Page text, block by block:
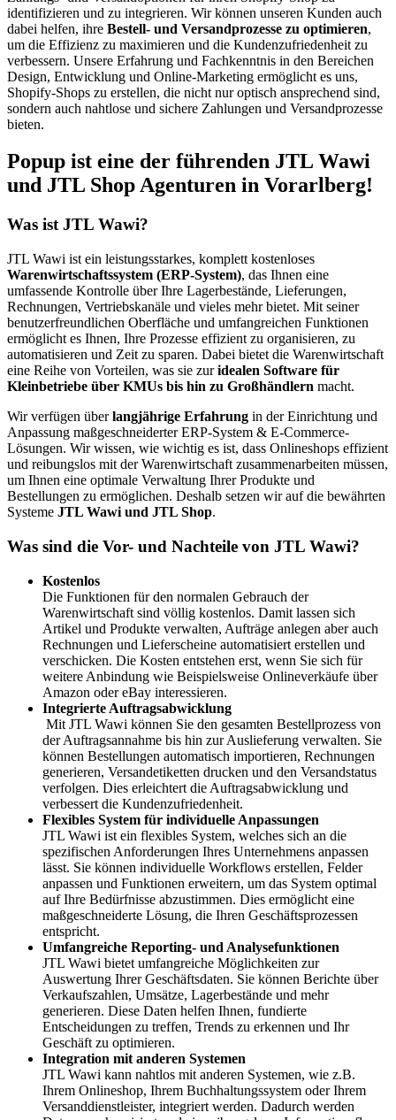
identifizieren und zu integrieren. Wir können unseren Kunden auch
dabei helfen, ihre Bestell- und Versandprozesse zu optimieren,
um die Effizienz zu maximieren und die Kundenzufriedenheit zu
verbessern. Unsere Erfahrung und Fachkenntnis in den Bereichen
Design, Entwicklung und Online-Marketing ermöglicht es uns,
Shopify-Shops zu erstellen, die nicht nur optisch ansprechend sind,
sondern auch nahtlose und sichere Zahlungen und Versandprozesse
bieten.
Popup ist eine der führenden JTL Wawi
und JTL Shop Agenturen in Vorarlberg!
Was ist JTL Wawi?
JTL Wawi ist ein leistungsstarkes, komplett kostenloses
Warenwirtschaftssystem (ERP-System), das Ihnen eine
umfassende Kontrolle über Ihre Lagerbestände, Lieferungen,
Rechnungen, Vertriebskanäle und vieles mehr bietet. Mit seiner
benutzerfreundlichen Oberfläche und umfangreichen Funktionen
ermöglicht es Ihnen, Ihre Prozesse effizient zu organisieren, zu
automatisieren und Zeit zu sparen. Dabei bietet die Warenwirtschaft
eine Reihe von Vorteilen, was sie zuridealen Software für
Kleinbetriebe über KMUs bis hin zu Großhändlern macht.
Wir verfügen überlangjährige Erfahrung in der Einrichtung und
Anpassung maßgeschneiderter ERP-System & E-Commerce-
Lösungen. Wir wissen, wie wichtig es ist, dass Onlineshops effizient
und reibungslos mit der Warenwirtschaft zusammenarbeiten müssen,
um Ihnen eine optimale Verwaltung Ihrer Produkte und
Bestellungen zu ermöglichen. Deshalb setzen wir auf die bewährten
Systeme JTL Wawi und JTL Shop.
Was sind die Vor- und Nachteile von JTL Wawi?
Kostenlos
Die Funktionen für den normalen Gebrauch der
Warenwirtschaft sind völlig kostenlos. Damit lassen sich
Artikel und Produkte verwalten, Aufträge anlegen aber auch
Rechnungen und Lieferscheine automatisiert erstellen und
verschicken. Die Kosten entstehen erst, wenn Sie sich für
weitere Anbindung wie Beispielsweise Onlineverkäufe über
Amazon oder eBay interessieren.
Integrierte Auftragsabwicklung
Mit JTL Wawi können Sie den gesamten Bestellprozess von
der Auftragsannahme bis hin zur Auslieferung verwalten. Sie
können Bestellungen automatisch importieren, Rechnungen
generieren, Versandetiketten drucken und den Versandstatus
verfolgen. Dies erleichtert die Auftragsabwicklung und
verbessert die Kundenzufriedenheit.
Flexibles System für individuelle Anpassungen
JTL Wawi ist ein flexibles System, welches sich an die
spezifischen Anforderungen Ihres Unternehmens anpassen
lässt. Sie können individuelle Workflows erstellen, Felder
anpassen und Funktionen erweitern, um das System optimal
auf Ihre Bedürfnisse abzustimmen. Dies ermöglicht eine
maßgeschneiderte Lösung, die Ihren Geschäftsprozessen
entspricht.
Umfangreiche Reporting- und Analysefunktionen
JTL Wawi bietet umfangreiche Möglichkeiten zur
Auswertung Ihrer Geschäftsdaten. Sie können Berichte über
Verkaufszahlen, Umsätze, Lagerbestände und mehr
generieren. Diese Daten helfen Ihnen, fundierte
Entscheidungen zu treffen, Trends zu erkennen und Ihr
Geschäft zu optimieren.
Integration mit anderen Systemen
JTL Wawi kann nahtlos mit anderen Systemen, wie z.B.
Ihrem Onlineshop, Ihrem Buchhaltungssystem oder Ihrem
Versanddienstleister, integriert werden. Dadurch werden